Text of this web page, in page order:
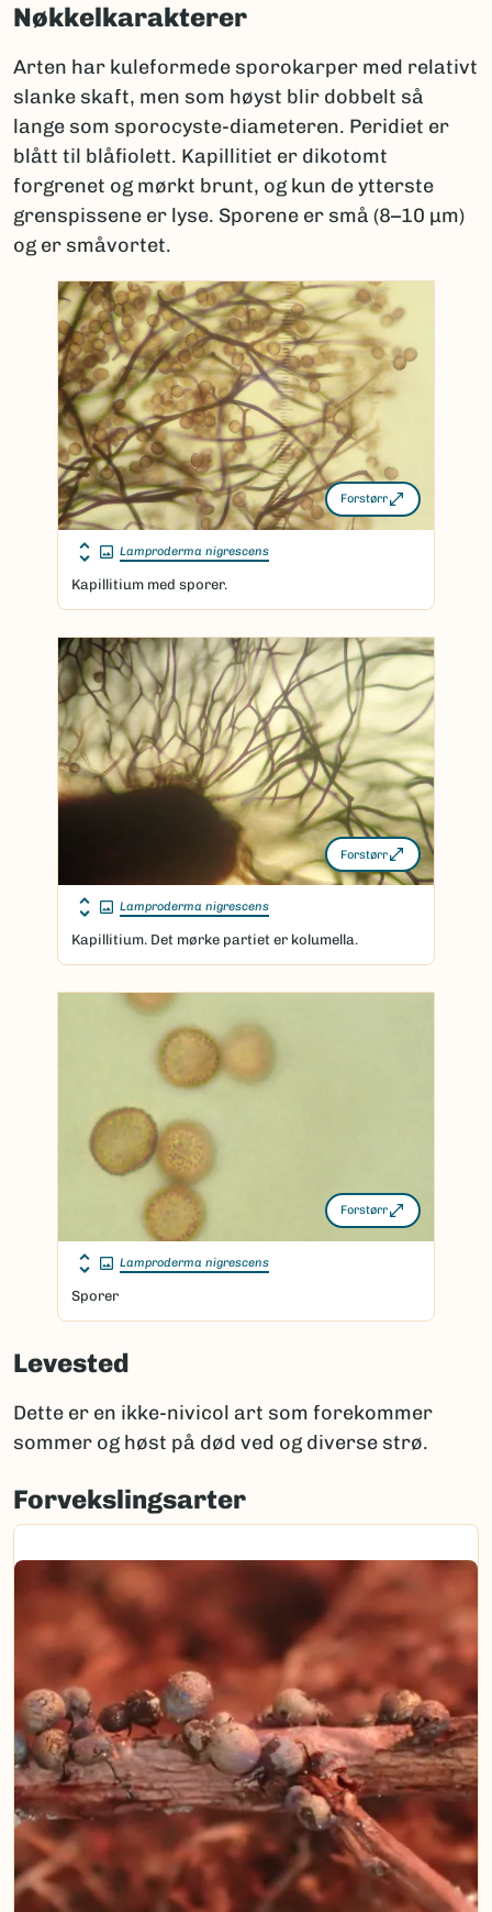
Nøkkelkarakterer
Arten har kuleformede sporokarper med relativt
slanke skaft, men som høyst blir dobbelt så
lange som sporocyste-diameteren. Peridiet er
blått til blåfiolett. Kapillitiet er dikotomt
forgrenet og mørkt brunt, og kun de ytterste
grenspissene er lyse. Sporene er små (8–10 µm)
og er småvortet.
Forstørr
Lamproderma nigrescens
Kapillitium med sporer.
Forstørr
Lamproderma nigrescens
Kapillitium. Det mørke partiet er kolumella.
Forstørr
Lamproderma nigrescens
Sporer
Levested
Dette er en ikke-nivicol art som forekommer
sommer og høst på død ved og diverse strø.
Forvekslingsarter